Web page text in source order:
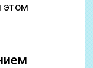
этом